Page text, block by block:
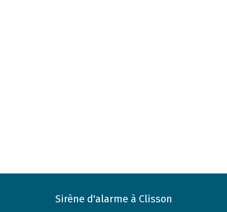
Sirène d'alarme à Clisson